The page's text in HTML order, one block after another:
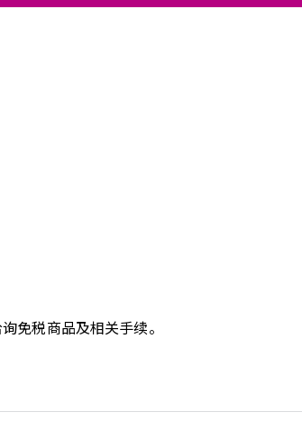
免税商品及相关手续。